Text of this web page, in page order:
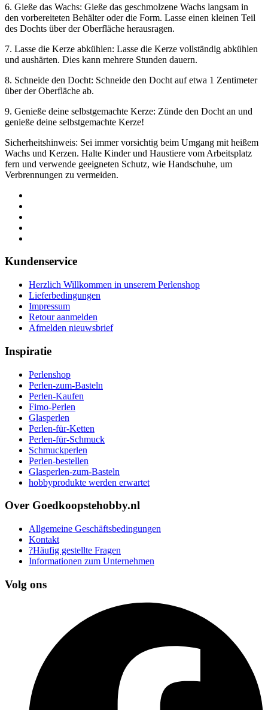
6. Gieße das Wachs: Gieße das geschmolzene Wachs langsam in
den vorbereiteten Behälter oder die Form. Lasse einen kleinen Teil
des Dochts über der Oberfläche herausragen.
7. Lasse die Kerze abkühlen: Lasse die Kerze vollständig abkühlen
und aushärten. Dies kann mehrere Stunden dauern.
8. Schneide den Docht: Schneide den Docht auf etwa 1 Zentimeter
über der Oberfläche ab.
9. Genieße deine selbstgemachte Kerze: Zünde den Docht an und
genieße deine selbstgemachte Kerze!
Sicherheitshinweis: Sei immer vorsichtig beim Umgang mit heißem
Wachs und Kerzen. Halte Kinder und Haustiere vom Arbeitsplatz
fern und verwende geeigneten Schutz, wie Handschuhe, um
Verbrennungen zu vermeiden.
Kundenservice
Herzlich Willkommen in unserem Perlenshop
Lieferbedingungen
Impressum
Retour aanmelden
Afmelden nieuwsbrief
Inspiratie
Perlenshop
Perlen-zum-Basteln
Perlen-Kaufen
Fimo-Perlen
Glasperlen
Perlen-für-Ketten
Perlen-für-Schmuck
Schmuckperlen
Perlen-bestellen
Glasperlen-zum-Basteln
hobbyprodukte werden erwartet
Over Goedkoopstehobby.nl
Allgemeine Geschäftsbedingungen
Kontakt
?Häufig gestellte Fragen
Informationen zum Unternehmen
Volg ons